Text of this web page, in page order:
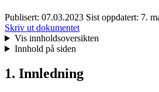
Publisert: 07.03.2023 Sist oppdatert: 7.
Skriv ut dokumentet
Vis innholdsoversikten
Innhold på siden
1. Innledning